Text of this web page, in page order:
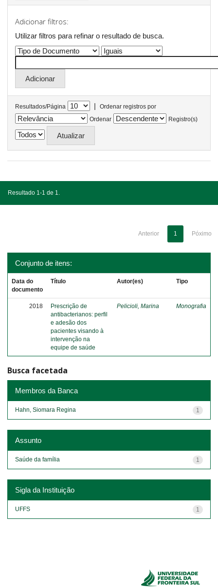
Adicionar filtros:
Utilizar filtros para refinar o resultado de busca.
Resultados/Página |
Ordenar registros por
Ordenar
Registro(s)
Resultado 1-1 de 1.
Anterior 1 Póximo
Conjunto de itens:
Data do
documento
Título Autor(es) Tipo
2018
Prescrição de
antibacterianos: perfil
e adesão dos
pacientes visando à
intervenção na
equipe de saúde
Pelicioli, Marina Monografia
Busca facetada
Membros da Banca
1
Hahn, Siomara Regina
Assunto
1
Saúde da família
Sigla da Instituição
1
UFFS